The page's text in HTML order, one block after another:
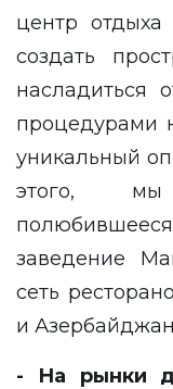
центр
создать
насладиться
процедурами
уникальный
этого, мы
заведение
сеть
и
- На рынки